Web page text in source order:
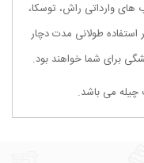
وارداتی راش، توسکا،
طولانی مدت دچار
برای شما خواهند بود.